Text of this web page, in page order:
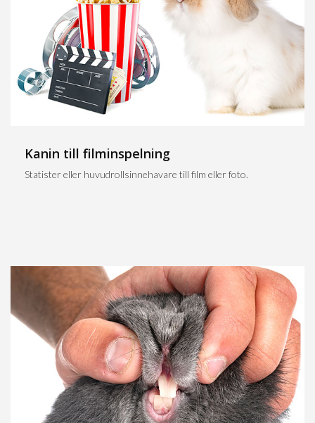
Kanin till filminspelning
Statister eller huvudrollsinnehavare till film eller foto.